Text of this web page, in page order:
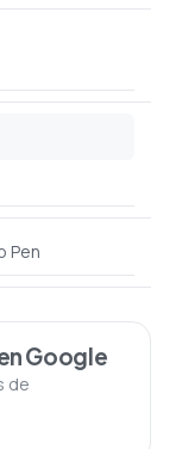
Pen
Google
de